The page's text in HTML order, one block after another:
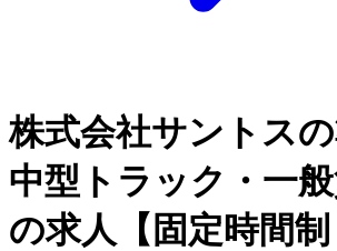
株式会社サントス
中型トラック・一
の求人【固定時間